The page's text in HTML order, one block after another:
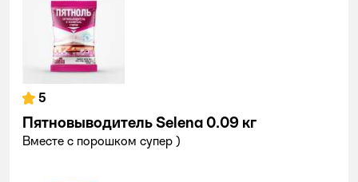
5
Пятновыводитель Selena 0.09 кг
Вместе с порошком супер )